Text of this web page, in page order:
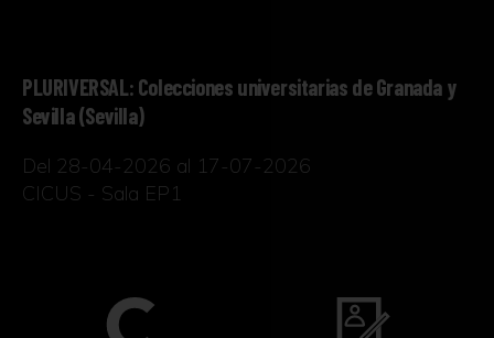
PLURIVERSAL: Colecciones universitarias de Granada y
Sevilla (Sevilla)
Del 28-04-2026 al 17-07-2026
CICUS - Sala EP1